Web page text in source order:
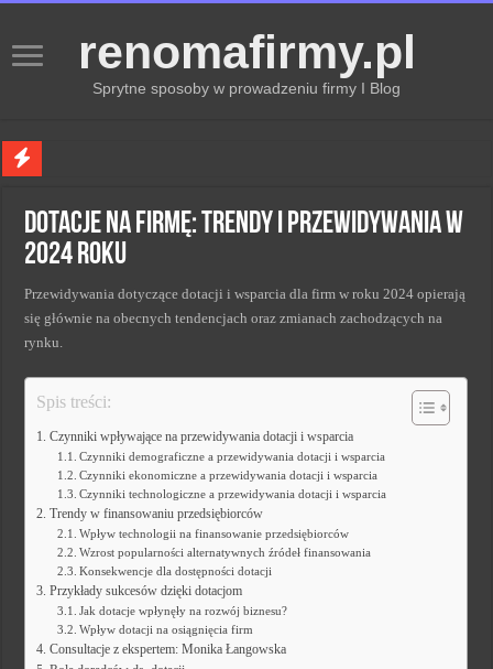
renomafirmy.pl
Sprytne sposoby w prowadzeniu firmy I Blog
Kiedy zmieniać strategię PR dla lepszych wyników
Monitorowanie wizerunku w sieci kluczem do sukcesu
Kryzys a zmiana strategii PR w skutecznym zarządzaniu
Adaptacja strategii PR kluczem do sukcesu w zmianach
Dotacje na Firmę: Trendy i Przewidywania w
2024 Roku
Przewidywania dotyczące dotacji i wsparcia dla firm w roku 2024 opierają
się głównie na obecnych tendencjach oraz zmianach zachodzących na
rynku.
Spis treści:
Czynniki wpływające na przewidywania dotacji i wsparcia
Czynniki demograficzne a przewidywania dotacji i wsparcia
Czynniki ekonomiczne a przewidywania dotacji i wsparcia
Czynniki technologiczne a przewidywania dotacji i wsparcia
Trendy w finansowaniu przedsiębiorców
Wpływ technologii na finansowanie przedsiębiorców
Wzrost popularności alternatywnych źródeł finansowania
Konsekwencje dla dostępności dotacji
Przykłady sukcesów dzięki dotacjom
Jak dotacje wpłynęły na rozwój biznesu?
Wpływ dotacji na osiągnięcia firm
Consultacje z ekspertem: Monika Łangowska